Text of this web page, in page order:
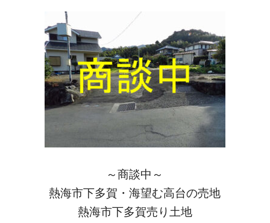
～商談中～
熱海市下多賀・海望む高台の売地
熱海市下多賀売り土地